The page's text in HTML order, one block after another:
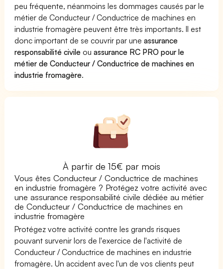
peu fréquente, néanmoins les dommages causés par le
métier de Conducteur / Conductrice de machines en
industrie fromagère peuvent être très importants. Il est
donc important de se couvrir par uneassurance
responsabilité civile ouassurance RC PRO pour le
métier de Conducteur / Conductrice de machines en
industrie fromagère.
À partir de 15€ par mois
Vous êtes Conducteur / Conductrice de machines
en industrie fromagère ? Protégez votre activité avec
une assurance responsabilité civile dédiée au métier
de Conducteur / Conductrice de machines en
industrie fromagère
Protégez votre activité contre les grands risques
pouvant survenir lors de l'exercice de l'activité de
Conducteur / Conductrice de machines en industrie
fromagère. Un accident avec l'un de vos clients peut